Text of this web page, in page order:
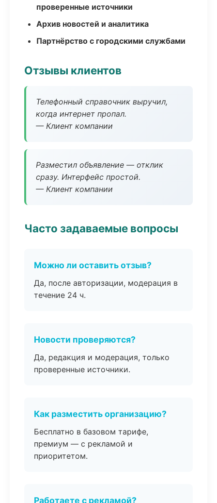
проверенные источники
Архив новостей и аналитика
Партнёрство с городскими службами
Отзывы клиентов
Телефонный справочник выручил,
когда интернет пропал.
— Клиент компании
Разместил объявление — отклик
сразу. Интерфейс простой.
— Клиент компании
Часто задаваемые вопросы
Можно ли оставить отзыв?
Да, после авторизации, модерация в
течение 24 ч.
Новости проверяются?
Да, редакция и модерация, только
проверенные источники.
Как разместить организацию?
Бесплатно в базовом тарифе,
премиум — с рекламой и
приоритетом.
Работаете с рекламой?